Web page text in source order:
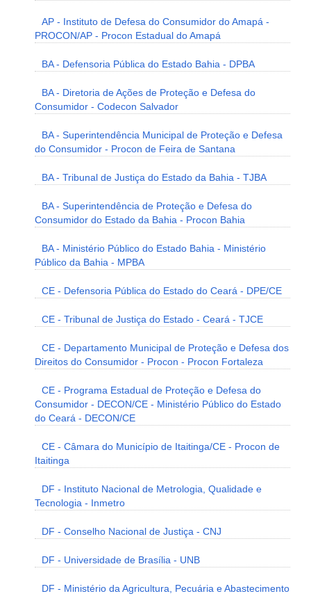
AP - Instituto de Defesa do Consumidor do Amapá -
PROCON/AP - Procon Estadual do Amapá
BA - Defensoria Pública do Estado Bahia - DPBA
BA - Diretoria de Ações de Proteção e Defesa do
Consumidor - Codecon Salvador
BA - Superintendência Municipal de Proteção e Defesa
do Consumidor - Procon de Feira de Santana
BA - Tribunal de Justiça do Estado da Bahia - TJBA
BA - Superintendência de Proteção e Defesa do
Consumidor do Estado da Bahia - Procon Bahia
BA - Ministério Público do Estado Bahia - Ministério
Público da Bahia - MPBA
CE - Defensoria Pública do Estado do Ceará - DPE/CE
CE - Tribunal de Justiça do Estado - Ceará - TJCE
CE - Departamento Municipal de Proteção e Defesa dos
Direitos do Consumidor - Procon - Procon Fortaleza
CE - Programa Estadual de Proteção e Defesa do
Consumidor - DECON/CE - Ministério Público do Estado
do Ceará - DECON/CE
CE - Câmara do Município de Itaitinga/CE - Procon de
Itaitinga
DF - Instituto Nacional de Metrologia, Qualidade e
Tecnologia - Inmetro
DF - Conselho Nacional de Justiça - CNJ
DF - Universidade de Brasília - UNB
DF - Ministério da Agricultura, Pecuária e Abastecimento